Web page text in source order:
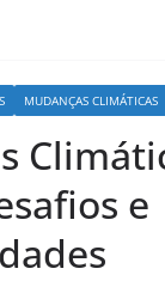
MUDANÇAS CLIMÁTICAS
e